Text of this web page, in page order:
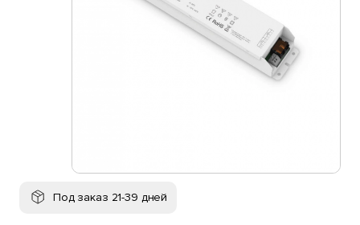
Под заказ 21-39 дней